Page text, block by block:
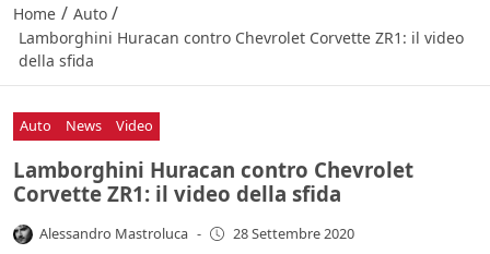
Home / Auto /
Lamborghini Huracan contro Chevrolet Corvette ZR1: il video
della sfida
Auto News Video
Lamborghini Huracan contro Chevrolet
Corvette ZR1: il video della sfida
Alessandro Mastroluca - 28 Settembre 2020